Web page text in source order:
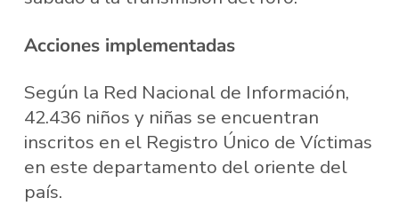
Acciones implementadas
Según la Red Nacional de Información,
42.436 niños y niñas se encuentran
inscritos en el Registro Único de Víctimas
en este departamento del oriente del
país.